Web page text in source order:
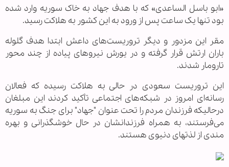
«ابو باسل الساعدی» که با هدف جهاد به خاک سوریه وارد شده
بود تنها یک ساعت پس از ورود به این کشور به هلاکت رسید.
مقر این مزدور و دیگر تروریست‌‌های داعش ابتدا هدف گلوله
باران ارتش قرار گرفته و در یورش نیروهای پیاده از چند محور
تارومار شدند.
این تروریست سعودی در حالی به هلاکت رسیده که فعالان
رسانه‌ای امروز در شبکه‌های اجتماعی تأکید کردند این مبلغان
درحالیکه فرزندان مردم را تحت عنوان "جهاد" برای جنگ به سوریه
می‌فرستند، به همراه فرزندانشان در حال خوشگذرانی و بهره
مندی از لذتهای دنیوی هستند.